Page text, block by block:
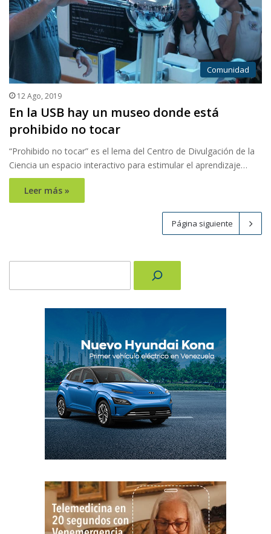
Comunidad
12 Ago, 2019
En la USB hay un museo donde está
prohibido no tocar
“Prohibido no tocar” es el lema del Centro de Divulgación de la
Ciencia un espacio interactivo para estimular el aprendizaje…
Leer más »
Página siguiente